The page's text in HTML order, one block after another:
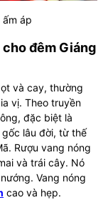
ấm áp
đêm Giáng
và cay, thường
vị. Theo truyền
đặc biệt là
gốc lâu đời, từ thế
Rượu vang nóng
và trái cây. Nó
Vang nóng
cao và hẹp.